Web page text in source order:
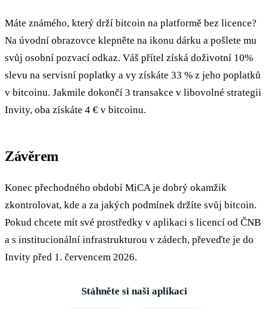
Máte známého, který drží bitcoin na platformě bez licence?
Na úvodní obrazovce klepněte na ikonu dárku a pošlete mu
svůj osobní pozvací odkaz. Váš přítel získá doživotní 10%
slevu na servisní poplatky a vy získáte 33 % z jeho poplatků
v bitcoinu. Jakmile dokončí 3 transakce v libovolné strategii
Invity, oba získáte 4 € v bitcoinu.
Závěrem
Konec přechodného období MiCA je dobrý okamžik
zkontrolovat, kde a za jakých podmínek držíte svůj bitcoin.
Pokud chcete mít své prostředky v aplikaci s licencí od ČNB
a s institucionální infrastrukturou v zádech, převeďte je do
Invity před 1. červencem 2026.
Stáhněte si naši aplikaci